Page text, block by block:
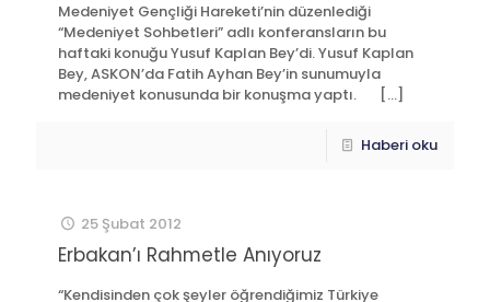
Medeniyet Gençliği Hareketi’nin düzenlediği
“Medeniyet Sohbetleri” adlı konferansların bu
haftaki konuğu Yusuf Kaplan Bey’di. Yusuf Kaplan
Bey, ASKON’da Fatih Ayhan Bey’in sunumuyla
medeniyet konusunda bir konuşma yaptı.
[…]
Haberi oku
25 Şubat 2012
Erbakan’ı Rahmetle Anıyoruz
“Kendisinden çok şeyler öğrendiğimiz Türkiye